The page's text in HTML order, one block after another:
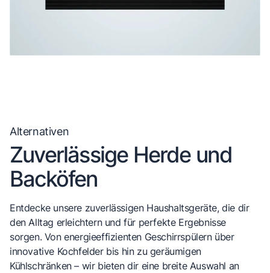
Alternativen
Zuverlässige Herde und
Backöfen
Entdecke unsere zuverlässigen Haushaltsgeräte, die dir
den Alltag erleichtern und für perfekte Ergebnisse
sorgen. Von energieeffizienten Geschirrspülern über
innovative Kochfelder bis hin zu geräumigen
Kühlschränken – wir bieten dir eine breite Auswahl an